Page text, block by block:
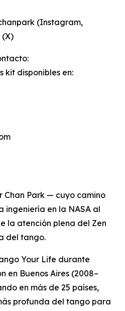
(Instagram,
(X)
kit disponibles en:
Chan Park — cuyo camino
ingeniería en la NASA al
la atención plena del Zen
del tango.
Your Life durante
en Buenos Aires (2008–
en más de 25 países,
profunda del tango para